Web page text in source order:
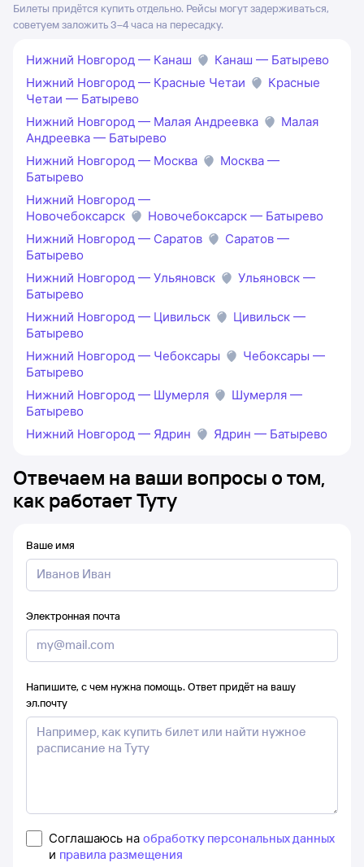
Билеты придётся купить отдельно. Рейсы могут задерживаться,
советуем заложить 3–4 часа на пересадку.
Нижний Новгород — Канаш
Канаш — Батырево
Нижний Новгород — Красные Четаи
Красные
Четаи — Батырево
Нижний Новгород — Малая Андреевка
Малая
Андреевка — Батырево
Нижний Новгород — Москва
Москва —
Батырево
Нижний Новгород —
Новочебоксарск
Новочебоксарск — Батырево
Нижний Новгород — Саратов
Саратов —
Батырево
Нижний Новгород — Ульяновск
Ульяновск —
Батырево
Нижний Новгород — Цивильск
Цивильск —
Батырево
Нижний Новгород — Чебоксары
Чебоксары —
Батырево
Нижний Новгород — Шумерля
Шумерля —
Батырево
Нижний Новгород — Ядрин
Ядрин — Батырево
Отвечаем на ваши вопросы о том,
как работает Туту
Ваше имя
Электронная почта
Напишите, с чем нужна помощь. Ответ придёт на вашу
эл.почту
Соглашаюсь на обработку персональных данных
и правила размещения